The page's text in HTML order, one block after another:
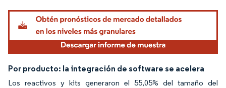
Por producto: la integración de software se acelera
Los reactivos y kits generaron el 55,05% del tamaño del